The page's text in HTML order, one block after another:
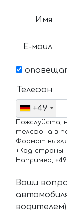
Имя
Е-маил
Телефон
+49
Пожалуйста,
телефона в
Формат
+Код_страны
Например,
Ваши
водителем)